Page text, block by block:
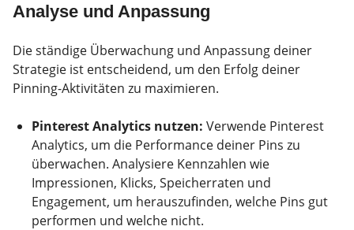
Analyse und Anpassung
Die ständige Überwachung und Anpassung deiner
Strategie ist entscheidend, um den Erfolg deiner
Pinning-Aktivitäten zu maximieren.
Pinterest Analytics nutzen: Verwende Pinterest
Analytics, um die Performance deiner Pins zu
überwachen. Analysiere Kennzahlen wie
Impressionen, Klicks, Speicherraten und
Engagement, um herauszufinden, welche Pins gut
performen und welche nicht.